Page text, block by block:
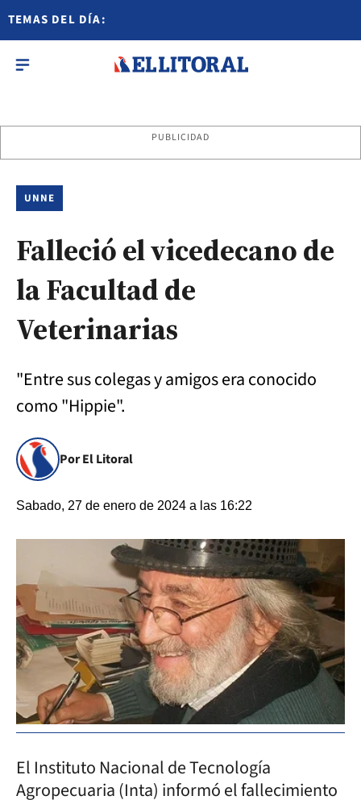
TEMAS DEL DÍA:
PUBLICIDAD
UNNE
Falleció el vicedecano de
la Facultad de
Veterinarias
"Entre sus colegas y amigos era conocido
como "Hippie".
Por El Litoral
Sabado, 27 de enero de 2024 a las 16:22
El Instituto Nacional de Tecnología
Agropecuaria (Inta) informó el fallecimiento